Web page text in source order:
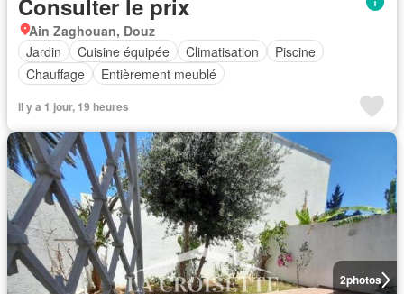
Consulter le prix
Ain Zaghouan, Douz
Jardin
Cuisine équipée Climatisation
Piscine
Chauffage
Entièrement meublé
Il y a 1 jour, 19 heures
2photos